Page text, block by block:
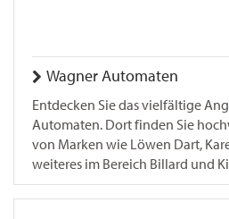
Wagner Automaten
Entdecken Sie das vielfältige
Automaten. Dort finden Sie
von Marken wie Löwen Dart,
weiteres im Bereich Billard und